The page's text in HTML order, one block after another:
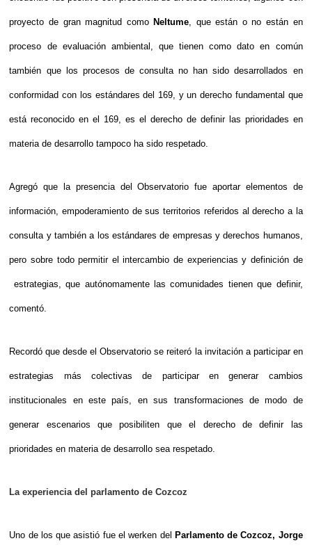
proyecto de gran magnitud como Neltume, que están o no están en
proceso de evaluación ambiental, que tienen como dato en común
también que los procesos de consulta no han sido desarrollados en
conformidad con los estándares del 169, y un derecho fundamental que
está reconocido en el 169, es el derecho de definir las prioridades en
materia de desarrollo tampoco ha sido respetado.
Agregó que la presencia del Observatorio fue aportar elementos de
información, empoderamiento de sus territorios referidos al derecho a la
consulta y también a los estándares de empresas y derechos humanos,
pero sobre todo permitir el intercambio de experiencias y definición de
estrategias, que autónomamente las comunidades tienen que definir,
comentó.
Recordó que desde el Observatorio se reiteró la invitación a participar en
estrategias más colectivas de participar en generar cambios
institucionales en este país, en sus transformaciones de modo de
generar escenarios que posibiliten que el derecho de definir las
prioridades en materia de desarrollo sea respetado.
La experiencia del parlamento de Cozcoz
Uno de los que asistió fue el werken del Parlamento de Cozcoz, Jorge